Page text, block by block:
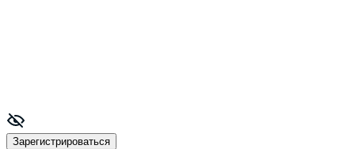
Зарегистрироваться